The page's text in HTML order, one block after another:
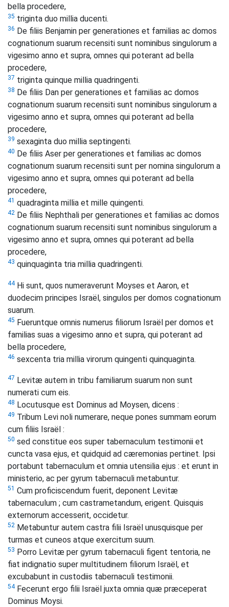
bella procedere,
35 triginta duo millia ducenti.
36 De filiis Benjamin per generationes et familias ac domos
cognationum suarum recensiti sunt nominibus singulorum a
vigesimo anno et supra, omnes qui poterant ad bella
procedere,
37 triginta quinque millia quadringenti.
38 De filiis Dan per generationes et familias ac domos
cognationum suarum recensiti sunt nominibus singulorum a
vigesimo anno et supra, omnes qui poterant ad bella
procedere,
39 sexaginta duo millia septingenti.
40 De filiis Aser per generationes et familias ac domos
cognationum suarum recensiti sunt per nomina singulorum a
vigesimo anno et supra, omnes qui poterant ad bella
procedere,
41 quadraginta millia et mille quingenti.
42 De filiis Nephthali per generationes et familias ac domos
cognationum suarum recensiti sunt nominibus singulorum a
vigesimo anno et supra, omnes qui poterant ad bella
procedere,
43 quinquaginta tria millia quadringenti.
44Hi sunt, quos numeraverunt Moyses et Aaron, et
duodecim principes Israël, singulos per domos cognationum
suarum.
45 Fueruntque omnis numerus filiorum Israël per domos et
familias suas a vigesimo anno et supra, qui poterant ad
bella procedere,
46 sexcenta tria millia virorum quingenti quinquaginta.
47 Levitæ autem in tribu familiarum suarum non sunt
numerati cum eis.
48 Locutusque est Dominus ad Moysen, dicens :
49 Tribum Levi noli numerare, neque pones summam eorum
cum filiis Israël :
50 sed constitue eos super tabernaculum testimonii et
cuncta vasa ejus, et quidquid ad cæremonias pertinet. Ipsi
portabunt tabernaculum et omnia utensilia ejus : et erunt in
ministerio, ac per gyrum tabernaculi metabuntur.
51 Cum proficiscendum fuerit, deponent Levitæ
tabernaculum ; cum castrametandum, erigent. Quisquis
externorum accesserit, occidetur.
52 Metabuntur autem castra filii Israël unusquisque per
turmas et cuneos atque exercitum suum.
53 Porro Levitæ per gyrum tabernaculi figent tentoria, ne
fiat indignatio super multitudinem filiorum Israël, et
excubabunt in custodiis tabernaculi testimonii.
54Fecerunt ergo filii Israël juxta omnia quæ præceperat
Dominus Moysi.